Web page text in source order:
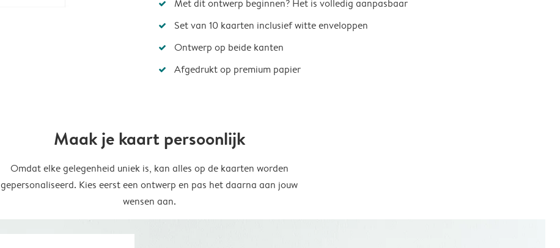
Met dit ontwerp beginnen? Het is volledig aanpasbaar
Set van 10 kaarten inclusief witte enveloppen
Ontwerp op beide kanten
Afgedrukt op premium papier
Maak je kaart persoonlijk
Omdat elke gelegenheid uniek is, kan alles op de kaarten worden
gepersonaliseerd. Kies eerst een ontwerp en pas het daarna aan jouw
wensen aan.